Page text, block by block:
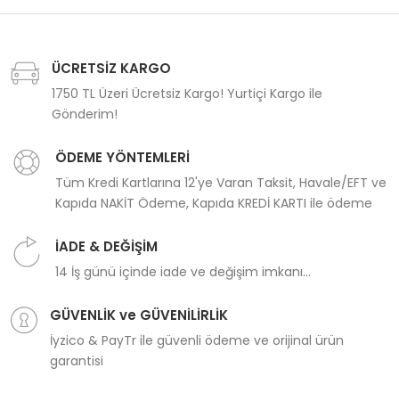
ÜCRETSİZ KARGO
1750 TL Üzeri Ücretsiz Kargo! Yurtiçi Kargo ile
Gönderim!
ÖDEME YÖNTEMLERİ
Tüm Kredi Kartlarına 12'ye Varan Taksit, Havale/EFT ve
Kapıda NAKİT Ödeme, Kapıda KREDİ KARTI ile ödeme
İADE & DEĞİŞİM
14 İş günü içinde iade ve değişim imkanı...
GÜVENLİK ve GÜVENİLİRLİK
İyzico & PayTr ile güvenli ödeme ve orijinal ürün
garantisi